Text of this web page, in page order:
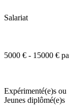
Salariat
5000 € - 15000 €
Expérimenté(e)s ou
Jeunes diplômé(e)s